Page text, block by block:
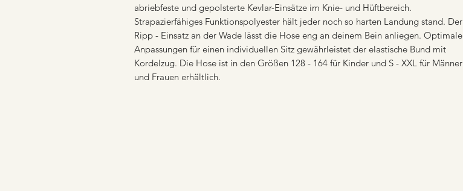
abriebfeste und gepolsterte Kevlar-Einsätze im Knie- und Hüftbereich.
Strapazierfähiges Funktionspolyester hält jeder noch so harten Landung stand. Der
Ripp - Einsatz an der Wade lässt die Hose eng an deinem Bein anliegen. Optimale
Anpassungen für einen individuellen Sitz gewährleistet der elastische Bund mit
Kordelzug. Die Hose ist in den Größen 128 - 164 für Kinder und S - XXL für Männer
und Frauen erhältlich.